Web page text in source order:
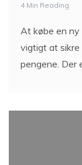
4 Min Reading
At købe en ny
vigtigt at sikre
pengene. Der